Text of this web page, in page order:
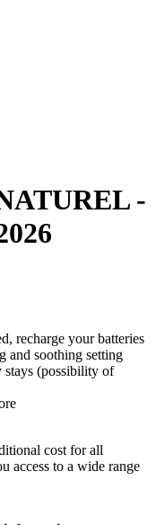
-
recharge your batteries
and soothing setting
stays (possibility of
cost for all
access to a wide range